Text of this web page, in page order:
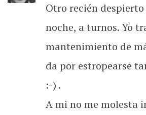
Otro recién
noche, a turnos. Yo
mantenimiento de
da por estropearse
:-) .
A mi no me molesta